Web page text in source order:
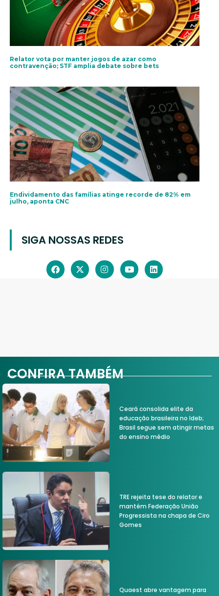
Relator vota por manter jogos de azar como
contravenção; STF amplia debate sobre bets
Endividamento das famílias atinge recorde de 82% em
julho, aponta CNC
SIGA NOSSAS REDES
CONFIRA TAMBÉM
Ceará consolida elite da
educação brasileira no Ideb;
Brasil segue sem atingir metas
do ensino médio
TRE rejeita tese do relator e
mantém Federação União
Progressista na chapa de Ciro
Gomes
Quaest abre vantagem para